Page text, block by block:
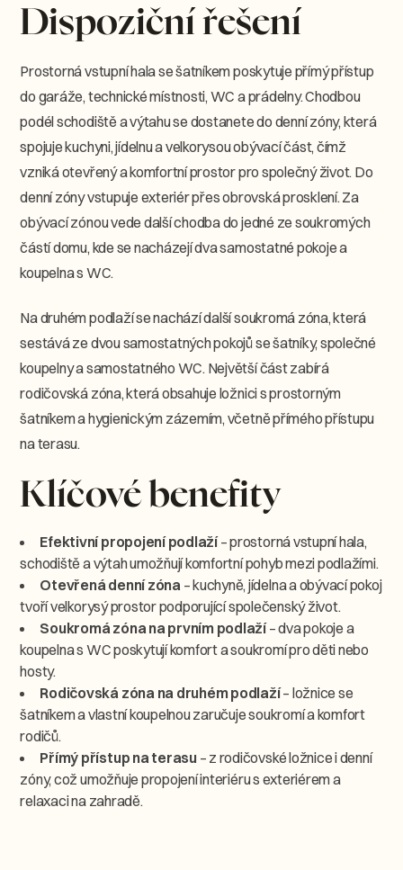
Dispoziční řešení
Prostorná vstupní hala se šatníkem poskytuje přímý přístup
do garáže, technické místnosti, WC a prádelny. Chodbou
podél schodiště a výtahu se dostanete do denní zóny, která
spojuje kuchyni, jídelnu a velkorysou obývací část, čímž
vzniká otevřený a komfortní prostor pro společný život. Do
denní zóny vstupuje exteriér přes obrovská prosklení. Za
obývací zónou vede další chodba do jedné ze soukromých
částí domu, kde se nacházejí dva samostatné pokoje a
koupelna s WC.
Na druhém podlaží se nachází další soukromá zóna, která
sestává ze dvou samostatných pokojů se šatníky, společné
koupelny a samostatného WC. Největší část zabírá
rodičovská zóna, která obsahuje ložnici s prostorným
šatníkem a hygienickým zázemím, včetně přímého přístupu
na terasu.
Klíčové benefity
Efektivní propojení podlaží– prostorná vstupní hala,
schodiště a výtah umožňují komfortní pohyb mezi podlažími.
Otevřená denní zóna– kuchyně, jídelna a obývací pokoj
tvoří velkorysý prostor podporující společenský život.
Soukromá zóna na prvním podlaží– dva pokoje a
koupelna s WC poskytují komfort a soukromí pro děti nebo
hosty.
Rodičovská zóna na druhém podlaží– ložnice se
šatníkem a vlastní koupelnou zaručuje soukromí a komfort
rodičů.
Přímý přístup na terasu – z rodičovské ložnice i denní
zóny, což umožňuje propojení interiéru s exteriérem a
relaxaci na zahradě.